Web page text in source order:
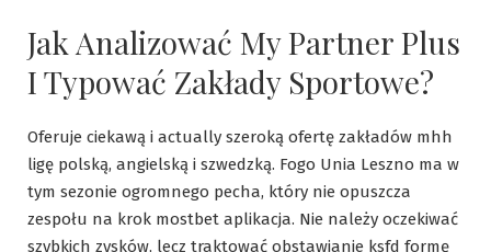
Jak Analizować My Partner Plus
I Typować Zakłady Sportowe?
Oferuje ciekawą i actually szeroką ofertę zakładów mhh
ligę polską, angielską i szwedzką. Fogo Unia Leszno ma w
tym sezonie ogromnego pecha, który nie opuszcza
zespołu na krok mostbet aplikacja. Nie należy oczekiwać
szybkich zysków, lecz traktować obstawianie ksfd formę